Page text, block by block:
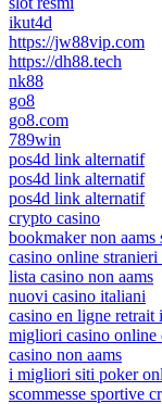
ikut4d
https://jw88vip.com
https://dh88.tech
nk88
go8
go8.com
789win
pos4d link alternatif
pos4d link alternatif
pos4d link alternatif
crypto casino
bookmaker non aams
casino online
lista casino non aams
nuovi casino italiani
casino en ligne retrait
migliori casino online
casino non aams
i migliori siti poker
scommesse sportive